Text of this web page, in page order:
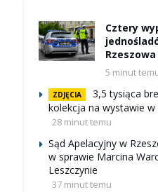
Cztery
5 minut
ZDJĘCIA
3,5 tysiąca
kolekcja na wystawie w
28 minut temu
Sąd Apelacyjny w
w sprawie Marcina
Leszczynie
37 minut temu